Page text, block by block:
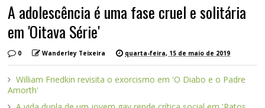
A adolescência é uma fase cruel e solitária
em 'Oitava Série'
0 Wanderley Teixeira quarta-feira, 15 de maio de 2019
William Friedkin revisita o exorcismo em 'O Diabo e o Padre
Amorth'